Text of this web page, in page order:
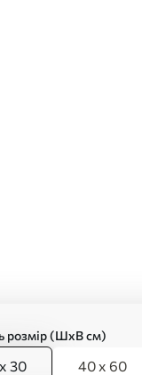
розмір (ШхВ см)
30 40 x 60